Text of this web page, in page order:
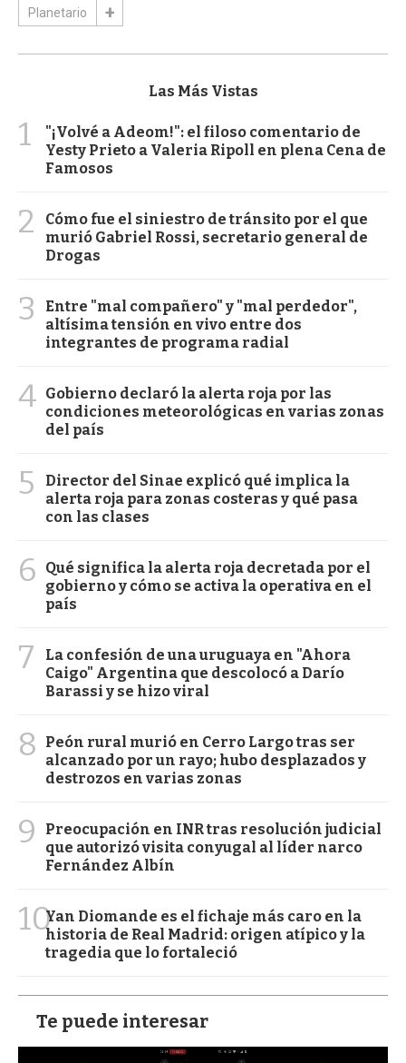
Planetario
Las Más Vistas
1
"¡Volvé a Adeom!": el filoso comentario de
Yesty Prieto a Valeria Ripoll en plena Cena de
Famosos
2
Cómo fue el siniestro de tránsito por el que
murió Gabriel Rossi, secretario general de
Drogas
3
Entre "mal compañero" y "mal perdedor",
altísima tensión en vivo entre dos
integrantes de programa radial
4 Gobierno declaró la alerta roja por las
condiciones meteorológicas en varias zonas
del país
5
Director del Sinae explicó qué implica la
alerta roja para zonas costeras y qué pasa
con las clases
6
Qué significa la alerta roja decretada por el
gobierno y cómo se activa la operativa en el
país
7
La confesión de una uruguaya en "Ahora
Caigo" Argentina que descolocó a Darío
Barassi y se hizo viral
8
Peón rural murió en Cerro Largo tras ser
alcanzado por un rayo; hubo desplazados y
destrozos en varias zonas
9
Preocupación en INR tras resolución judicial
que autorizó visita conyugal al líder narco
Fernández Albín
10Yan Diomande es el fichaje más caro en la
historia de Real Madrid: origen atípico y la
tragedia que lo fortaleció
Te puede interesar